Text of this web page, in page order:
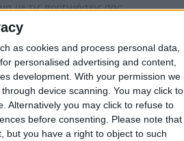
as cookies and process personal data,
personalised advertising and content,
development. With your permission we
device scanning. You may click to
Alternatively you may click to refuse to
before consenting.
Please note that
but you have a right to object to such
με τις προτιμήσεις σας.
σε πολυτελή συσκευασία δώρου.